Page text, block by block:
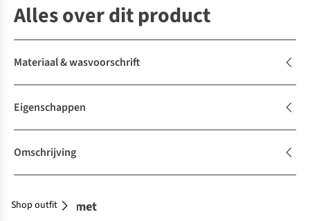
Alles over dit product
Materiaal & wasvoorschrift
Eigenschappen
Omschrijving
Combineer met
Shop outfit